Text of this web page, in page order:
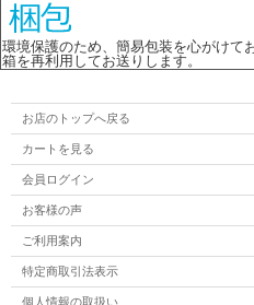
環境保護のため、簡易包装を心がけて
箱を再利用してお送りします。
お店のトップへ戻る
カートを見る
会員ログイン
お客様の声
ご利用案内
特定商取引法表示
個人情報の取扱い